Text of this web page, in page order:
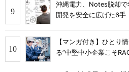
沖縄電力、Notes脱却
開発を安全に広げた6手
【マンガ付き】ひとり
る”中堅中小企業こそ